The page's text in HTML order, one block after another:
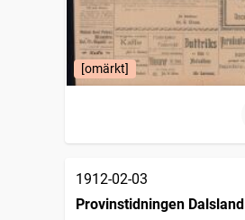
[omärkt]
1912-02-03
Provinstidningen Dalsland